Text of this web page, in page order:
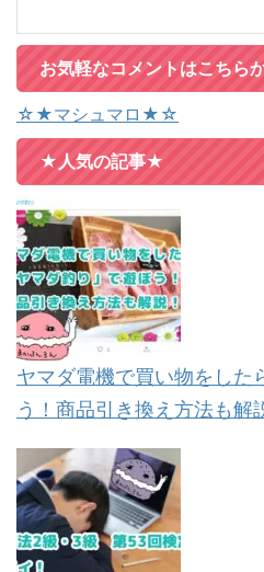
お気軽なコメントはこちら
☆★マシュマロ★☆
★人気の記事★
ヤマダ電機で買い物をした
う！商品引き換え方法も解